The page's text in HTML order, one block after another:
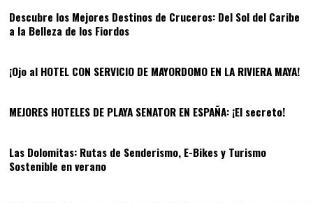
Descubre los Mejores Destinos de Cruceros: Del Sol del Caribe
a la Belleza de los Fiordos
¡Ojo al HOTEL CON SERVICIO DE MAYORDOMO EN LA RIVIERA MAYA!
08
MEJORES HOTELES DE PLAYA SENATOR EN ESPAÑA: ¡El secreto!
09
Las Dolomitas: Rutas de Senderismo, E-Bikes y Turismo
Sostenible en verano